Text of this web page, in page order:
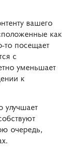
вашего
как
то посещает
с
уменьшает
к
улучшает
очередь,